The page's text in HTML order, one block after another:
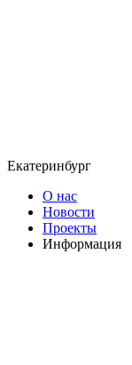
Екатеринбург
О нас
Новости
Проекты
Информация